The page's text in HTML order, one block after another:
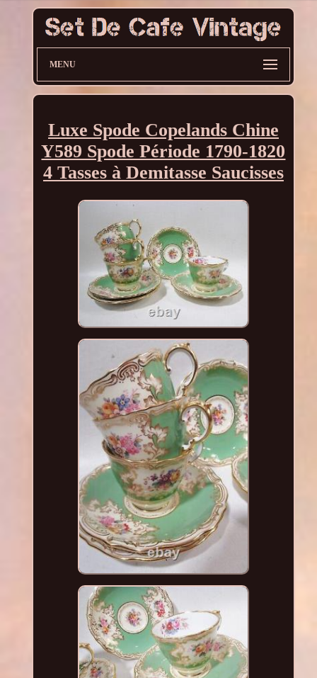
MENU
Luxe Spode Copelands Chine
Y589 Spode Période 1790-1820
4 Tasses à Demitasse Saucisses